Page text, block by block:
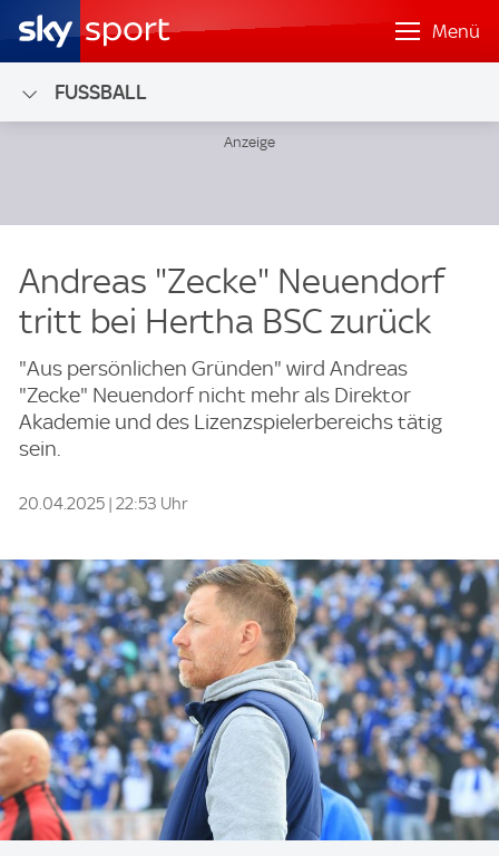
Menü
FUSSBALL
Andreas "Zecke" Neuendorf
tritt bei Hertha BSC zurück
"Aus persönlichen Gründen" wird Andreas
"Zecke" Neuendorf nicht mehr als Direktor
Akademie und des Lizenzspielerbereichs tätig
sein.
20.04.2025 | 22:53 Uhr